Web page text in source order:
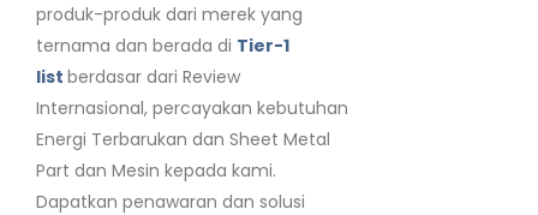
produk-produk dari merek yang
ternama dan berada di Tier-1
list berdasar dari Review
Internasional, percayakan kebutuhan
Energi Terbarukan dan Sheet Metal
Part dan Mesin kepada kami.
Dapatkan penawaran dan solusi